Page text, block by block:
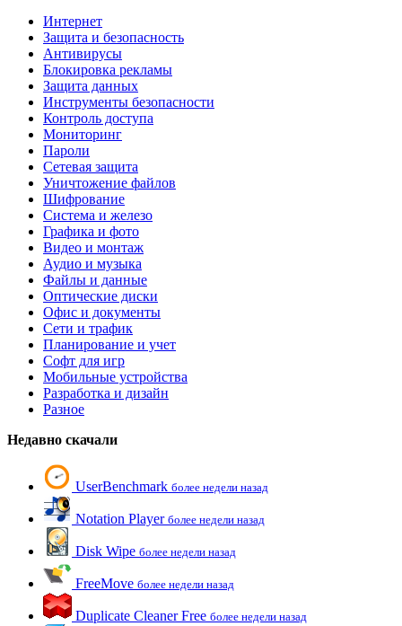
Интернет
Защита и безопасность
Антивирусы
Блокировка рекламы
Защита данных
Инструменты безопасности
Контроль доступа
Мониторинг
Пароли
Сетевая защита
Уничтожение файлов
Шифрование
Система и железо
Графика и фото
Видео и монтаж
Аудио и музыка
Файлы и данные
Оптические диски
Офис и документы
Сети и трафик
Планирование и учет
Софт для игр
Мобильные устройства
Разработка и дизайн
Разное
Недавно скачали
UserBenchmark более недели назад
Notation Player более недели назад
Disk Wipe более недели назад
FreeMove более недели назад
Duplicate Cleaner Free более недели назад